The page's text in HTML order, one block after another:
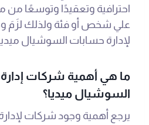
احترافية وتعقيدًا وتوسعًا من
علي شخص أو فئة ولذلك لزَمَ
لإدارة حسابات السوشيال
ما هي أهمية شركات
السوشيال ميديا؟
يرجع أهمية وجود شركات